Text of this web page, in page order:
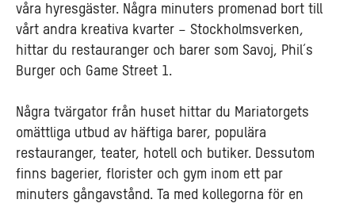
våra hyresgäster. Några minuters promenad bort till
vårt andra kreativa kvarter – Stockholmsverken,
hittar du restauranger och barer som Savoj, Phil´s
Burger och Game Street 1.
Några tvärgator från huset hittar du Mariatorgets
omättliga utbud av häftiga barer, populära
restauranger, teater, hotell och butiker. Dessutom
finns bagerier, florister och gym inom ett par
minuters gångavstånd. Ta med kollegorna för en